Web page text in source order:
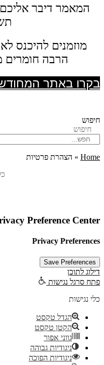
המאמר דיבר
מוזמנים להיכנס
הרבה חומרים
בקרו באתר
חיפוש
חיפוש
Home
» הצהרת פרטיות
Preference Center
Privacy Preferences
דילוג לתוכן
פתח סרגל נגישות
כלי נגישות
הגדל טקסט
הקטן טקסט
גווני אפור
ניגודיות גבוהה
ניגודיות הפוכה